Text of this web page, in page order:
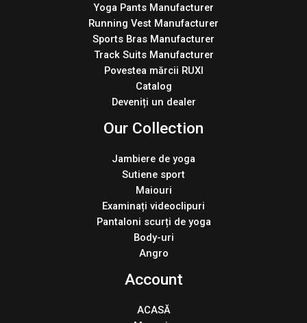
Yoga Pants Manufacturer
Running Vest Manufacturer
Sports Bras Manufacturer
Track Suits Manufacturer
Povestea mărcii RUXI
Catalog
Deveniți un dealer
Our Collection
Jambiere de yoga
Sutiene sport
Maiouri
Examinați videoclipuri
Pantaloni scurți de yoga
Body-uri
Angro
Account
ACASĂ